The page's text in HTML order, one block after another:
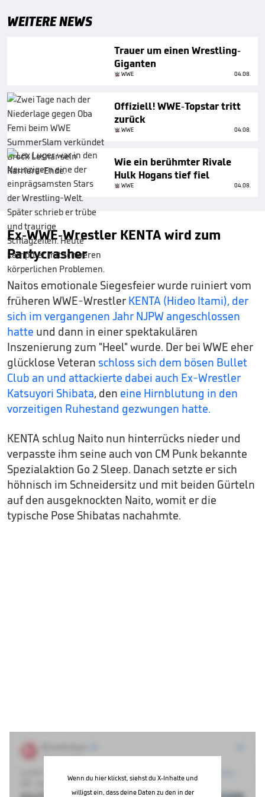
WEITERE NEWS
Trauer um einen Wrestling-
Giganten
WWE 04.08.
Offiziell! WWE-Topstar tritt
zurück
WWE 04.08.
Wie ein berühmter Rivale
Hulk Hogans tief fiel
WWE 04.08.
Ex-WWE-Wrestler KENTA wird zum
Partycrasher
Naitos emotionale Siegesfeier wurde ruiniert vom
früheren WWE-Wrestler KENTA (Hideo Itami), der
sich im vergangenen Jahr NJPW angeschlossen
hatte und dann in einer spektakulären
Inszenierung zum "Heel" wurde. Der bei WWE eher
glücklose Veteran schloss sich dem bösen Bullet
Club an und attackierte dabei auch Ex-Wrestler
Katsuyori Shibata, den eine Hirnblutung in den
vorzeitigen Ruhestand gezwungen hatte.
KENTA schlug Naito nun hinterrücks nieder und
verpasste ihm seine auch von CM Punk bekannte
Spezialaktion Go 2 Sleep. Danach setzte er sich
höhnisch im Schneidersitz und mit beiden Gürteln
auf den ausgeknockten Naito, womit er die
typische Pose Shibatas nachahmte.
Wenn du hier klickst, siehst du X-Inhalte und
willigst ein, dass deine Daten zu den in der